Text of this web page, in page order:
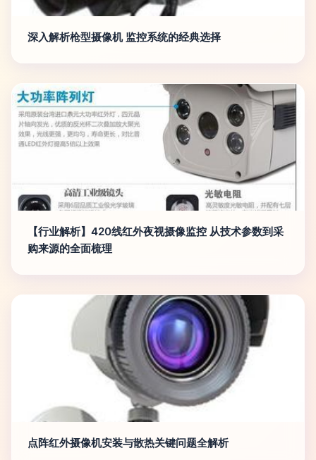
深入解析枪型摄像机 监控系统的经典选择
【行业解析】420线红外夜视摄像监控 从技术参数到采
购来源的全面梳理
点阵红外摄像机安装与散热关键问题全解析